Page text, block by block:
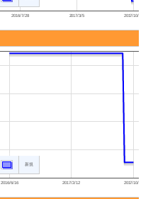
2016/7/28 2017/3/5 2017/10/12
2016/6/16 2017/2/12 2017/10/12
新規